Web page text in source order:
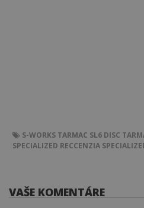
S-WORKS TARMAC SL6 DISC
SPECIALIZED RECCENZIA
VAŠE KOMENTÁRE